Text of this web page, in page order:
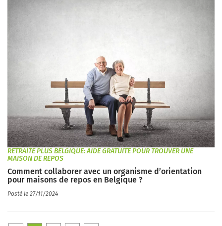
RETRAITE PLUS BELGIQUE: AIDE GRATUITE POUR TROUVER UNE
MAISON DE REPOS
Comment collaborer avec un organisme d’orientation
pour maisons de repos en Belgique ?
Posté le 27/11/2024